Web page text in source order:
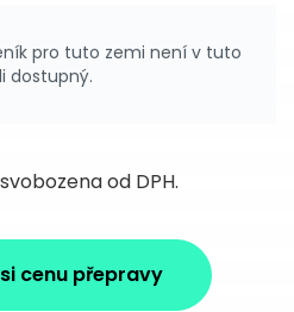
pro tuto zemi není v tuto
dostupný.
od DPH.
cenu přepravy